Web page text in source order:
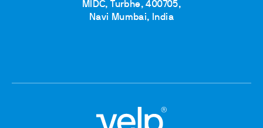
MIDC, Turbhe, 400705,
Navi Mumbai, India